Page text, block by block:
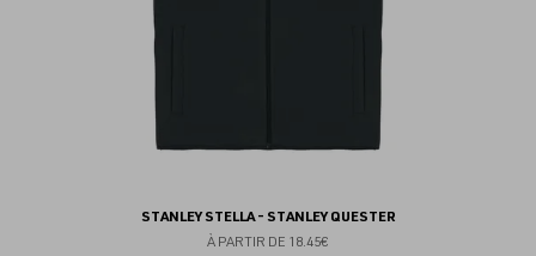
STANLEY STELLA - STANLEY QUESTER
À PARTIR DE 18.45€